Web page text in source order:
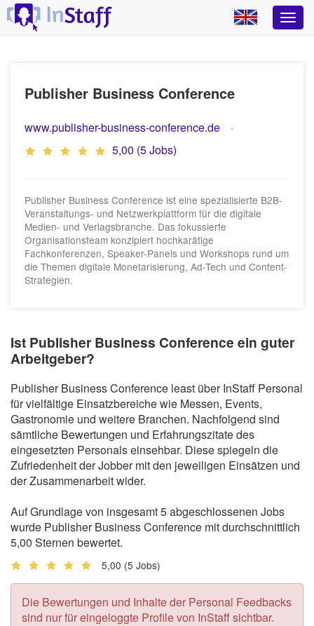
Publisher Business Conference
www.publisher-business-conference.de
5,00 (5 Jobs)
Publisher Business Conference ist eine spezialisierte B2B-
Veranstaltungs- und Netzwerkplattform für die digitale
Medien- und Verlagsbranche. Das fokussierte
Organisationsteam konzipiert hochkarätige
Fachkonferenzen, Speaker-Panels und Workshops rund um
die Themen digitale Monetarisierung, Ad-Tech und Content-
Strategien.
Ist Publisher Business Conference ein guter
Arbeitgeber?
Publisher Business Conference least über InStaff Personal
für vielfältige Einsatzbereiche wie Messen, Events,
Gastronomie und weitere Branchen. Nachfolgend sind
sämtliche Bewertungen und Erfahrungszitate des
eingesetzten Personals einsehbar. Diese spiegeln die
Zufriedenheit der Jobber mit den jeweiligen Einsätzen und
der Zusammenarbeit wider.
Auf Grundlage von insgesamt 5 abgeschlossenen Jobs
wurde Publisher Business Conference mit durchschnittlich
5,00 Sternen bewertet.
5,00 (5 Jobs)
Die Bewertungen und Inhalte der Personal Feedbacks
sind nur für eingeloggte Profile von InStaff sichtbar.